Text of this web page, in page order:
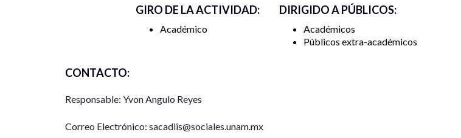
GIRO DE LA ACTIVIDAD:
Académico
DIRIGIDO A PÚBLICOS:
Académicos
Públicos extra-académicos
CONTACTO:
Responsable: Yvon Angulo Reyes
Correo Electrónico: sacadiis@sociales.unam.mx